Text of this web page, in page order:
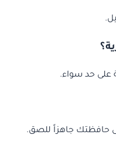
على حد سواء.
حافظتك جاهزاً للصق.